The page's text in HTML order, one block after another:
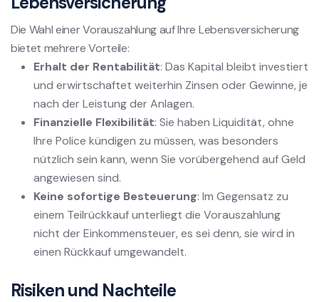
Die Wahl einer Vorauszahlung auf Ihre Lebensversicherung
bietet mehrere Vorteile:
Erhalt der Rentabilität: Das Kapital bleibt investiert
und erwirtschaftet weiterhin Zinsen oder Gewinne, je
nach der Leistung der Anlagen.
Finanzielle Flexibilität: Sie haben Liquidität, ohne
Ihre Police kündigen zu müssen, was besonders
nützlich sein kann, wenn Sie vorübergehend auf Geld
angewiesen sind.
Keine sofortige Besteuerung: Im Gegensatz zu
einem Teilrückkauf unterliegt die Vorauszahlung
nicht der Einkommensteuer, es sei denn, sie wird in
einen Rückkauf umgewandelt.
Risiken und Nachteile